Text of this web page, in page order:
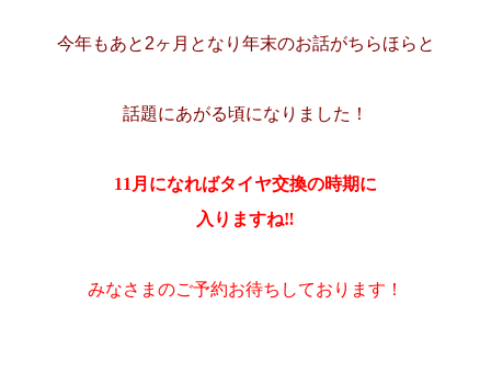
今年もあと2ヶ月となり 年末のお話がちらほらと
話題にあがる頃になりました！
11月になればタイヤ交換の時期に
入りますね‼
みなさまのご予約お待ちしております！